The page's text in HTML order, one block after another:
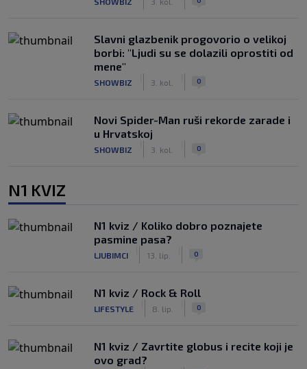
Slavni glazbenik progovorio o velikoj
borbi: "Ljudi su se dolazili oprostiti od
mene"
SHOWBIZ 3. kol. 0
Novi Spider-Man ruši rekorde zarade i
u Hrvatskoj
SHOWBIZ 3. kol. 0
N1 KVIZ
N1 kviz / Koliko dobro poznajete
pasmine pasa?
LJUBIMCI 13. lip. 0
N1 kviz / Rock & Roll
LIFESTYLE 8. lip. 0
N1 kviz / Zavrtite globus i recite koji je
ovo grad?